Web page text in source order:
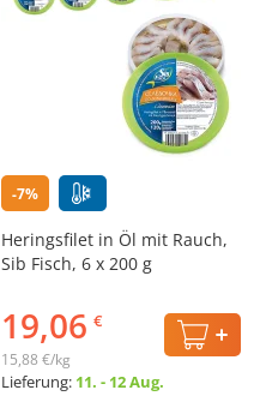
-7%
Heringsfilet in Öl mit Rauch,
Sib Fisch, 6 х 200 g
19,06 €
15,88 €/kg
Lieferung: 11. - 12 Aug.